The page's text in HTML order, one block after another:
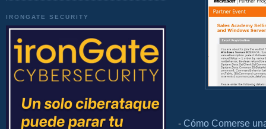
IRONGATE SECURITY
- Cómo Comerse